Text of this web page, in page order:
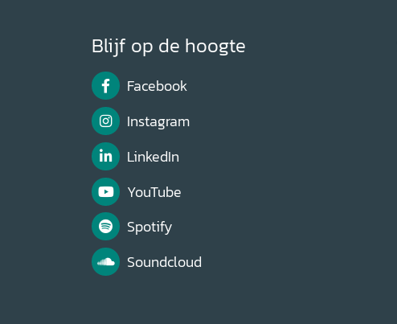
Blijf op de hoogte
Facebook
Instagram
LinkedIn
YouTube
Spotify
Soundcloud